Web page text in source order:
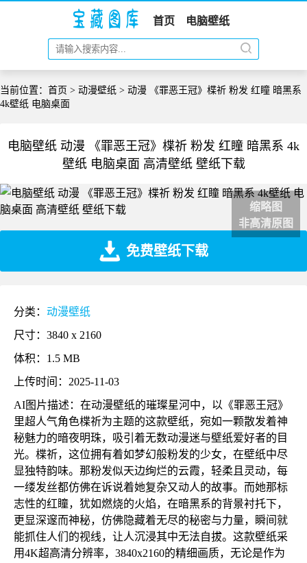
首页 电脑壁纸
当前位置： 首页 > 动漫壁纸 > 动漫 《罪恶王冠》楪祈 粉发 红瞳 暗黑系
4k壁纸 电脑桌面
电脑壁纸 动漫 《罪恶王冠》楪祈 粉发 红瞳 暗黑系 4k
壁纸 电脑桌面 高清壁纸 壁纸下载
缩略图
非高清原图
免费壁纸下载
分类： 动漫壁纸
尺寸：3840 x 2160
体积：1.5 MB
上传时间：2025-11-03
AI图片描述：在动漫壁纸的璀璨星河中，以《罪恶王冠》
里超人气角色楪祈为主题的这款壁纸，宛如一颗散发着神
秘魅力的暗夜明珠，吸引着无数动漫迷与壁纸爱好者的目
光。楪祈，这位拥有着如梦幻般粉发的少女，在壁纸中尽
显独特韵味。那粉发似天边绚烂的云霞，轻柔且灵动，每
一缕发丝都仿佛在诉说着她复杂又动人的故事。而她那标
志性的红瞳，犹如燃烧的火焰，在暗黑系的背景衬托下，
更显深邃而神秘，仿佛隐藏着无尽的秘密与力量，瞬间就
能抓住人们的视线，让人沉浸其中无法自拔。这款壁纸采
用4K超高清分辨率，3840x2160的精细画质，无论是作为